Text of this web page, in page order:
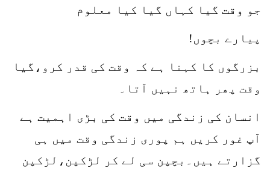
جو وقت گیا کہاں گیا کیا معلوم
پیارے بچوں!
بزرگوں کا کہنا ہے کہ وقت کی قدر کرو،گیا
وقت پھر ہاتھ نہیں آتا۔
انسان کی زندگی میں وقت کی بڑی اہمیت ہے
آپ غور کریں ہم پوری زندگی وقت میں ہی
گزارتے ہیں۔بچپن سی لے کر لڑکپن،لڑکپن